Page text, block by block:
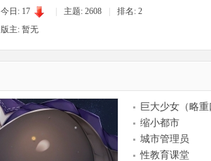
今日: 17 主题: 2608 排名: 2
版主: 暂无
巨大少女（略
缩小都市
城市管理员
性教育课堂